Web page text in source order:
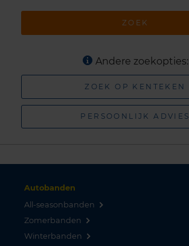
ZOEK
Andere zoekopties:
ZOEK OP KENTEKEN
PERSOONLIJK ADVIES
Autobanden
All-seasonbanden
Zomerbanden
Winterbanden